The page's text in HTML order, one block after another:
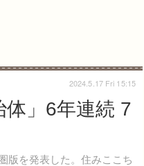
」6年連続 7
版を発表した。住みここち
2024.5.17 Fri 15:15